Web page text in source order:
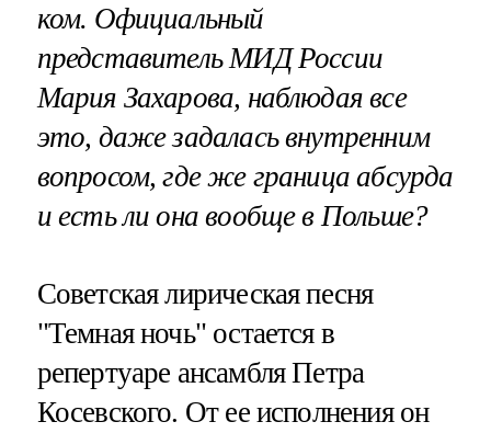
ком. Официальный
представитель МИД России
Мария Захарова, наблюдая все
это, даже задалась внутренним
вопросом, где же граница абсурда
и есть ли она вообще в Польше?
Советская лирическая песня
"Темная ночь" остается в
репертуаре ансамбля Петра
Косевского. От ее исполнения он